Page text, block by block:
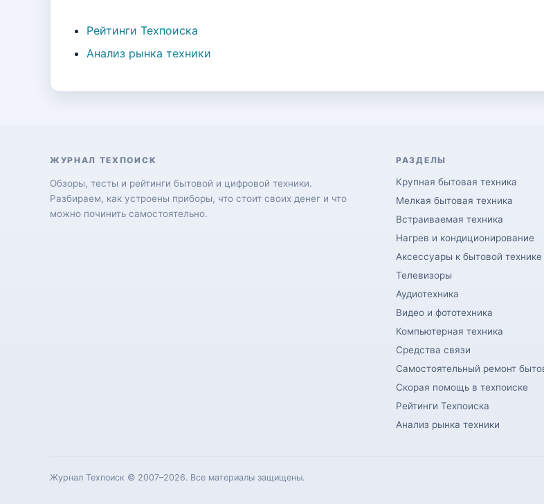
Рейтинги Техпоиска
Анализ рынка техники
ЖУРНАЛ ТЕХПОИСК
Обзоры, тесты и рейтинги бытовой и цифровой техники.
Разбираем, как устроены приборы, что стоит своих денег и что
можно починить самостоятельно.
РАЗДЕЛЫ
Крупная бытовая техника
Мелкая бытовая техника
Встраиваемая техника
Нагрев и кондиционирование
Аксессуары к бытовой технике
Телевизоры
Аудиотехника
Видео и фототехника
Компьютерная техника
Средства связи
Самостоятельный ремонт
Скорая помощь в техпоиске
Рейтинги Техпоиска
Анализ рынка техники
Журнал Техпоиск © 2007–2026. Все материалы защищены.